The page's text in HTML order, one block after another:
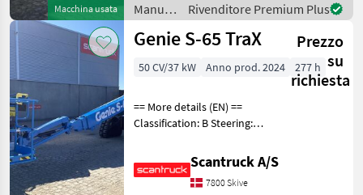
Macchina usata
Manutenzione
alberi /
Genie
Rivenditore Premium Plus
Genie S-65 TraX
Prezzo
su
richiesta
50 CV/37 kW Anno prod. 2024 277 h
== More details (EN) ==
Classification: B Steering:
(degrees): 360 Rotation
basket (degrees): 160 Tilt jib
(degrees): 133 Gradeability
Scantruck A/S
7800 Skive